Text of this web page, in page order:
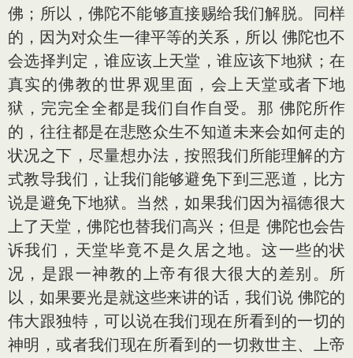
佛；所以，佛陀不能够直接赐给我们解脱。同样
的，因为对众生一律平等的关系，所以 佛陀也不
会选择判定，谁应该上天堂，谁应该下地狱；在
真实的佛教的世界观里面，会上天堂或者下地
狱，完完全全都是我们自作自受。那 佛陀所作
的，往往都是在悲愍众生不知道未来会如何走的
状况之下，尽量想办法，按照我们所能理解的方
式教导我们，让我们能够避免下到三恶道，比方
说是避免下地狱。当然，如果我们因为福德很大
上了天堂，佛陀也替我们高兴；但是 佛陀也会告
诉我们，天堂毕竟不是久居之地。这一些的状
况，是跟一神教的上帝有很大很大的差别。所
以，如果要光是就这些来讲的话，我们说 佛陀的
伟大跟独特，可以说在我们现在所看到的一切的
神明，或者我们现在所看到的一切救世主、上帝